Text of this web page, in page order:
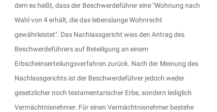
dem es heißt, dass der Beschwerdeführer eine "Wohnung nach
Wahl von 4 erhält, die das lebenslange Wohnrecht
gewährleistet". Das Nachlassgericht wies den Antrag des
Beschwerdeführers auf Beteiligung an einem
Erbscheinserteilungsverfahren zurück. Nach der Meinung des
Nachlassgerichts ist der Beschwerdeführer jedoch weder
gesetzlicher noch testamentarischer Erbe, sondern lediglich
Vermächtnisnehmer. Für einen Vermächtnisnehmer bestehe